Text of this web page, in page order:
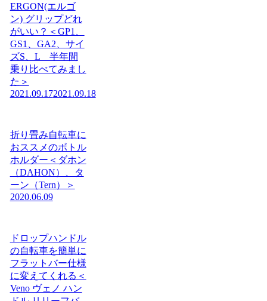
ERGON(エルゴ
ン) グリップどれ
がいい？＜GP1、
GS1、GA2、サイ
ズS、L 半年間
乗り比べてみまし
た＞
2021.09.172021.09.18
折り畳み自転車に
おススメのボトル
ホルダー＜ダホン
（DAHON）、タ
ーン（Tern）＞
2020.06.09
ドロップハンドル
の自転車を簡単に
フラットバー仕様
に変えてくれる＜
Veno ヴェノ ハン